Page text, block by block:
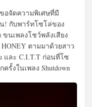
อจัดความพิเศษที่มี
น! กับพาร์ทโซโล่ของ
นเพลงโชว์พลังเสียง
HONEY ตามมาด้วยสาว
และ C.I.T.T ก่อนที่โซ
งในเพลง Shutdown